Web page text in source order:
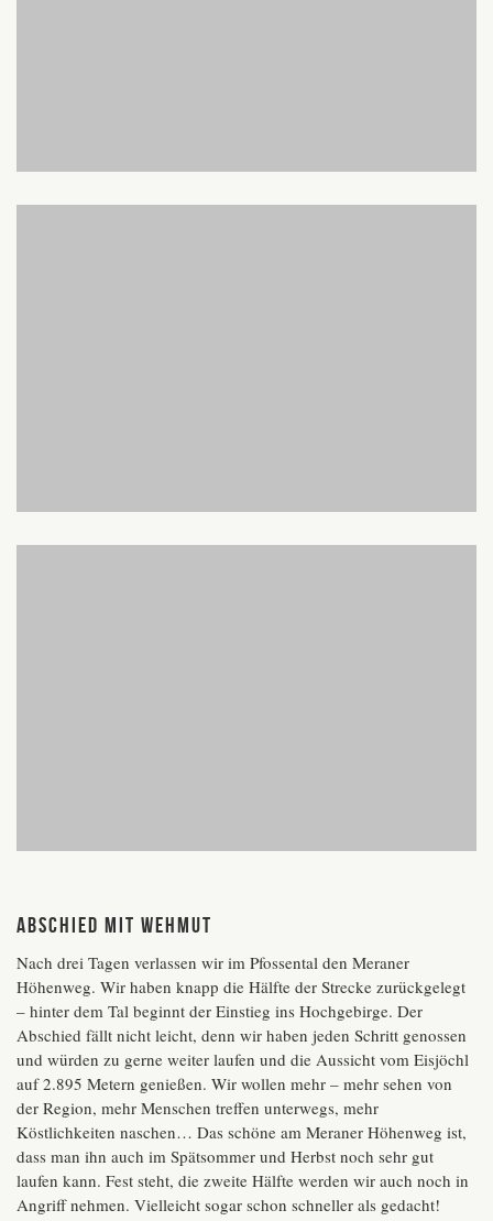
Abschied mit Wehmut
Nach drei Tagen verlassen wir im Pfossental den Meraner
Höhenweg. Wir haben knapp die Hälfte der Strecke zurückgelegt
– hinter dem Tal beginnt der Einstieg ins Hochgebirge. Der
Abschied fällt nicht leicht, denn wir haben jeden Schritt genossen
und würden zu gerne weiter laufen und die Aussicht vom Eisjöchl
auf 2.895 Metern genießen. Wir wollen mehr – mehr sehen von
der Region, mehr Menschen treffen unterwegs, mehr
Köstlichkeiten naschen… Das schöne am Meraner Höhenweg ist,
dass man ihn auch im Spätsommer und Herbst noch sehr gut
laufen kann. Fest steht, die zweite Hälfte werden wir auch noch in
Angriff nehmen. Vielleicht sogar schon schneller als gedacht!